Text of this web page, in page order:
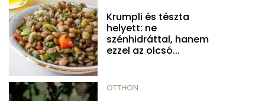
Krumpli és tészta
helyett: ne
szénhidráttal, hanem
ezzel az olcsó...
OTTHON